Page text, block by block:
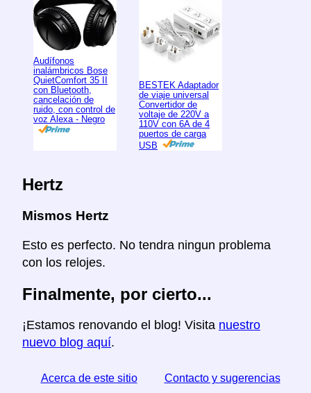
Audífonos
inalámbricos Bose
QuietComfort 35 II
con Bluetooth,
cancelación de
ruido, con control de
voz Alexa - Negro
BESTEK Adaptador
de viaje universal
Convertidor de
voltaje de 220V a
110V con 6A de 4
puertos de carga
USB
Hertz
Mismos Hertz
Esto es perfecto. No tendra ningun problema
con los relojes.
Finalmente, por cierto...
¡Estamos renovando el blog! Visita nuestro
nuevo blog aquí.
Acerca de este sitio Contacto y sugerencias